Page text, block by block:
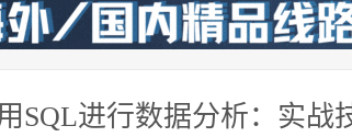
SQL进行数据分析：实战